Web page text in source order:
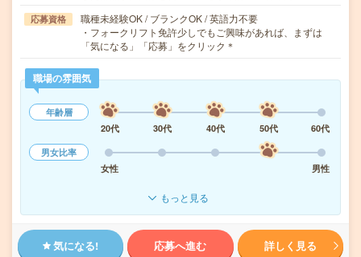
応募資格
職種未経験OK / ブランクOK / 英語力不要
・フォークリフト免許少しでもご興味があれば、まずは
「気になる」「応募」をクリック＊
職場の雰囲気
年齢層
20代
30代 40代 50代
60代
男女比率
女性
男性
もっと見る
気になる! 応募へ進む 詳しく見る